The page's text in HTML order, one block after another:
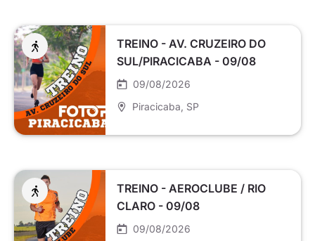
TREINO - AV. CRUZEIRO DO
SUL/PIRACICABA - 09/08
09/08/2026
Piracicaba , SP
TREINO - AEROCLUBE / RIO
CLARO - 09/08
09/08/2026